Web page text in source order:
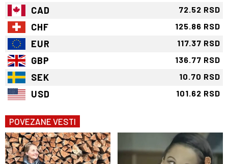
CAD 72.52 RSD
CHF 125.86 RSD
EUR 117.37 RSD
GBP 136.77 RSD
SEK 10.70 RSD
USD 101.62 RSD
POVEZANE VESTI